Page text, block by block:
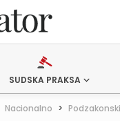
SUDSKA PRAKSA
Nacionalno >